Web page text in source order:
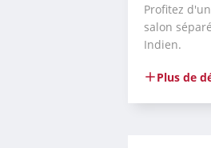
Profitez
salon
Indien.
Plus de